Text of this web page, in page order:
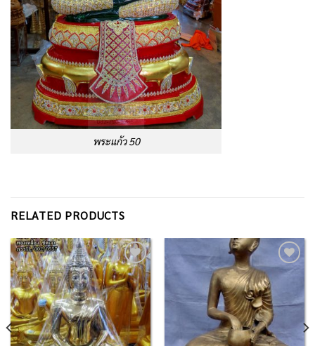
พระแก้ว 50
RELATED PRODUCTS
Add to
Wishlist
Add to
Wishlist